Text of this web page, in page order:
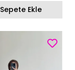
Sepete Ekle